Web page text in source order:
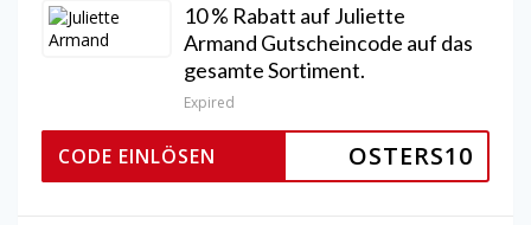
10 % Rabatt auf Juliette
Armand Gutscheincode auf das
gesamte Sortiment.
Expired
OSTERS10
CODE EINLÖSEN